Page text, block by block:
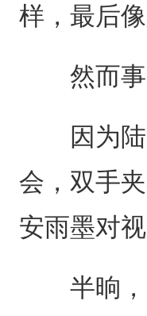
样，最后
然而事
因为陆
会，双手
安雨墨对视
半晌，陆